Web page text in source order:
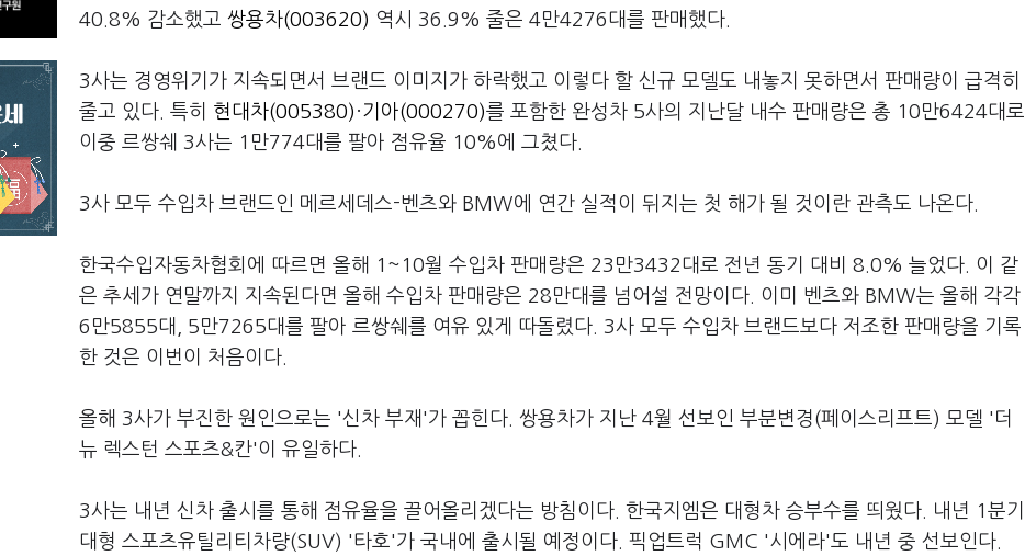
40.8% 감소했고 쌍용차(003620) 역시 36.9% 줄은 4만4276대를 판매했다.
3사는 경영위기가 지속되면서 브랜드 이미지가 하락했고 이렇다 할 신규 모델도 내놓지 못하면서 판매량이 급격히
줄고 있다. 특히 현대차(005380) ·기아(000270)를 포함한 완성차 5사의 지난달 내수 판매량은 총 10만6424대로
이중 르쌍쉐 3사는 1만774대를 팔아 점유율 10%에 그쳤다.
3사 모두 수입차 브랜드인 메르세데스-벤츠와 BMW에 연간 실적이 뒤지는 첫 해가 될 것이란 관측도 나온다.
한국수입자동차협회에 따르면 올해 1~10월 수입차 판매량은 23만3432대로 전년 동기 대비 8.0% 늘었다. 이 같
은 추세가 연말까지 지속된다면 올해 수입차 판매량은 28만대를 넘어설 전망이다. 이미 벤츠와 BMW는 올해 각각
6만5855대, 5만7265대를 팔아 르쌍쉐를 여유 있게 따돌렸다. 3사 모두 수입차 브랜드보다 저조한 판매량을 기록
한 것은 이번이 처음이다.
올해 3사가 부진한 원인으로는 '신차 부재'가 꼽힌다. 쌍용차가 지난 4월 선보인 부분변경(페이스리프트) 모델 '더
뉴 렉스턴 스포츠&칸'이 유일하다.
3사는 내년 신차 출시를 통해 점유율을 끌어올리겠다는 방침이다. 한국지엠은 대형차 승부수를 띄웠다. 내년 1분기
대형 스포츠유틸리티차량(SUV) '타호'가 국내에 출시될 예정이다. 픽업트럭 GMC '시에라'도 내년 중 선보인다.